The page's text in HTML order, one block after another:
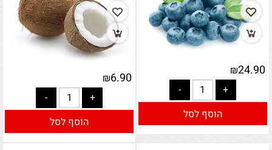
₪24.90
הוסף לסל
₪6.90
הוסף לסל